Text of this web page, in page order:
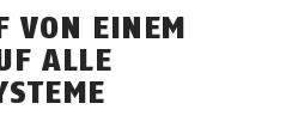
VON EINEM
ALLE